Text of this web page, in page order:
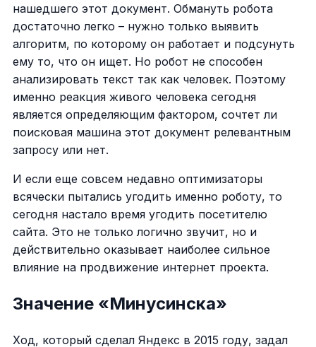
нашедшего этот документ. Обмануть робота
достаточно легко – нужно только выявить
алгоритм, по которому он работает и подсунуть
ему то, что он ищет. Но робот не способен
анализировать текст так как человек. Поэтому
именно реакция живого человека сегодня
является определяющим фактором, сочтет ли
поисковая машина этот документ релевантным
запросу или нет.
И если еще совсем недавно оптимизаторы
всячески пытались угодить именно роботу, то
сегодня настало время угодить посетителю
сайта. Это не только логично звучит, но и
действительно оказывает наиболее сильное
влияние на продвижение интернет проекта.
Значение «Минусинска»
Ход, который сделал Яндекс в 2015 году, задал